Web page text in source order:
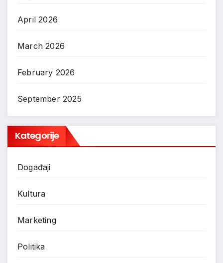
April 2026
March 2026
February 2026
September 2025
Kategorije
Događaji
Kultura
Marketing
Politika